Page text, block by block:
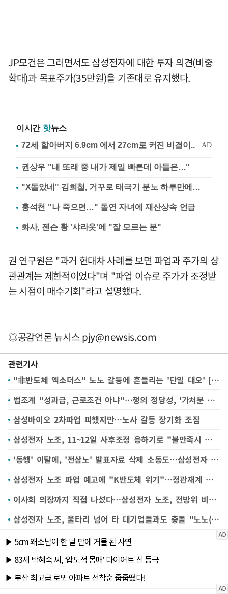
JP모건은 그러면서도 삼성전자에 대한 투자 의견(비중
확대)과 목표주가(35만원)을 기존대로 유지했다.
이시간 핫뉴스
권상우 "내 또래 중 내가 제일 빠른데 아들은…"
"X돌았네" 김희철, 거꾸로 태극기 분노 하루만에…
홍석천 "나 죽으면…" 돌연 자녀에 재산상속 언급
화사, 젠슨 황 '샤라웃'에 "잘 모르는 분"
권 연구원은 "과거 현대차 사례를 보면 파업과 주가의 상
관관계는 제한적이었다"며 "파업 이슈로 주가가 조정받
는 시점이 매수기회"라고 설명했다.
◎공감언론 뉴시스pjy@newsis.com
관련기사
"非반도체 엑소더스" 노노 갈등에 흔들리는 '단일 대오' [삼성전자 파업 전운②]
법조계 "성과급, 근로조건 아냐"…쟁의 정당성, '가처분 최대 쟁점'으로 [삼성전자 파업 전운①]
삼성바이오 2차파업 피했지만…노사 갈등 장기화 조짐
삼성전자 노조, 11~12일 사후조정 응하기로 "불만족시 총파업"
'동행' 이탈에, '전삼노' 발표자료 삭제 소동도…삼성전자 노조 갈등 '수면 위'
삼성전자 노조 파업 예고에 "K반도체 위기"…정관재계 각계각층서 제언 쏟아져
이사회 의장까지 직접 나섰다…삼성전자 노조, 전방위 비판에 파업 동력 흔들리나
삼성전자 노조, 울타리 넘어 타 대기업들과도 충돌 "노노(勞勞)갈등 외부로 번져"